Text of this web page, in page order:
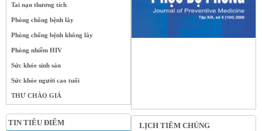
Tai nạn thương tích
Phòng chống bệnh lây
Phòng chống bệnh không lây
Phòng nhiễm HIV
Sức khỏe sinh sản
Sức khỏe người cao tuổi
THƯ CHÀO GIÁ
TIN TIÊU ĐIỂM LỊCH TIÊM CHỦNG